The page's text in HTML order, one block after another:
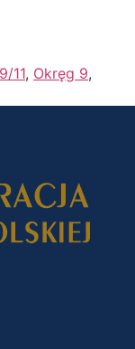
11, Okręg 9,